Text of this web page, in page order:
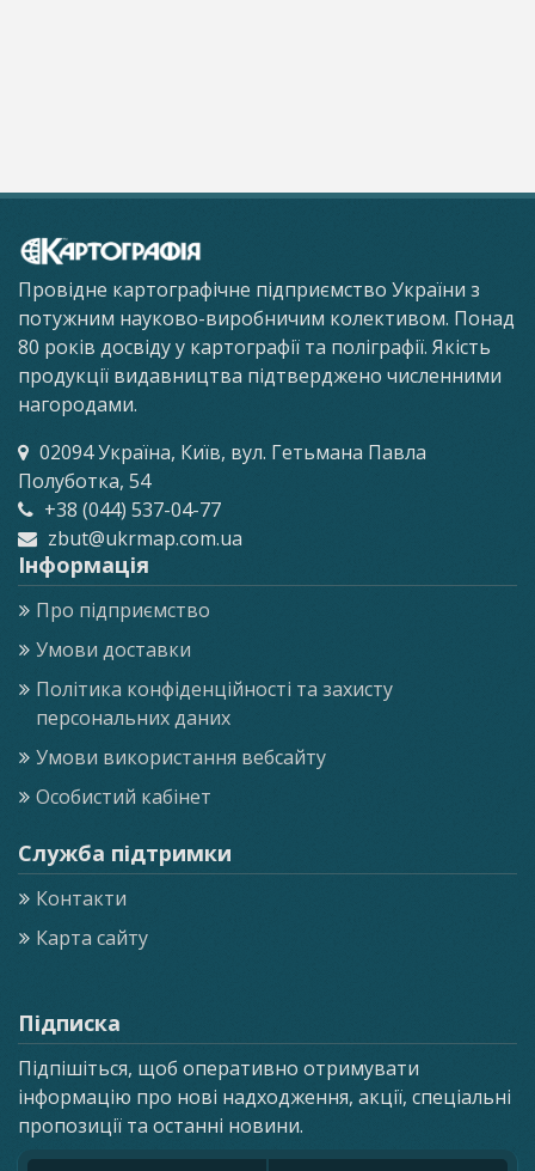
Провідне картографічне підприємство України з
потужним науково-виробничим колективом. Понад
80 років досвіду у картографії та поліграфії. Якість
продукції видавництва підтверджено численними
нагородами.
02094 Україна, Київ, вул. Гетьмана Павла
Полуботка, 54
+38 (044) 537-04-77
zbut@ukrmap.com.ua
Інформація
Про підприємство
Умови доставки
Політика конфіденційності та захисту
персональних даних
Умови використання вебсайту
Особистий кабінет
Служба підтримки
Контакти
Карта сайту
Підписка
Підпішіться, щоб оперативно отримувати
інформацію про нові надходження, акції, спеціальні
пропозиції та останні новини.